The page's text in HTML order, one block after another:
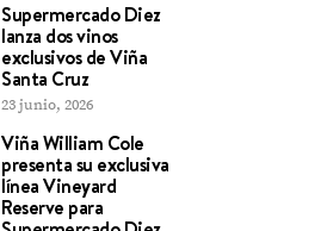
Supermercado Diez
lanza dos vinos
exclusivos de Viña
Santa Cruz
23 junio, 2026
Viña William Cole
presenta su exclusiva
línea Vineyard
Reserve para